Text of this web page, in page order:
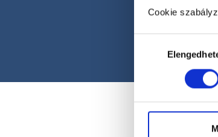
Cookie
kiválasztása